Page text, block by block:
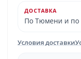
ДОСТАВКА
По Тюмени и по
Условия доставки